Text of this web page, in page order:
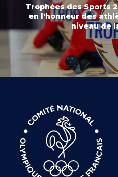
Trophées des Sports
en l'honneur des
niveau de